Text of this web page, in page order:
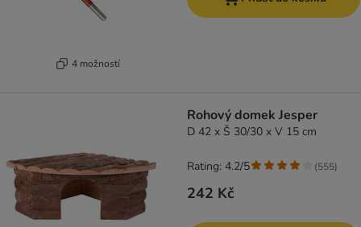
4 možností
Rohový domek Jesper
D 42 x Š 30/30 x V 15 cm
242 Kč
Rating: 4.2/5 (555)